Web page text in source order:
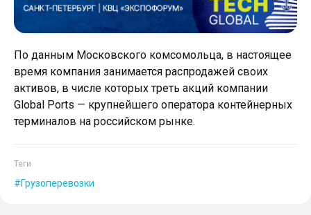
По данным Московского комсомольца, в настоящее
время компания занимается распродажей своих
активов, в числе которых треть акций компании
Global Ports — крупнейшего оператора контейнерных
терминалов на российском рынке.
Теги
Грузоперевозки